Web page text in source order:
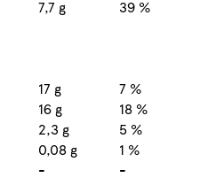
7,7 g 39 %
17 g
7 %
16 g
18 %
2,3 g
5 %
0,08 g
1 %
- -